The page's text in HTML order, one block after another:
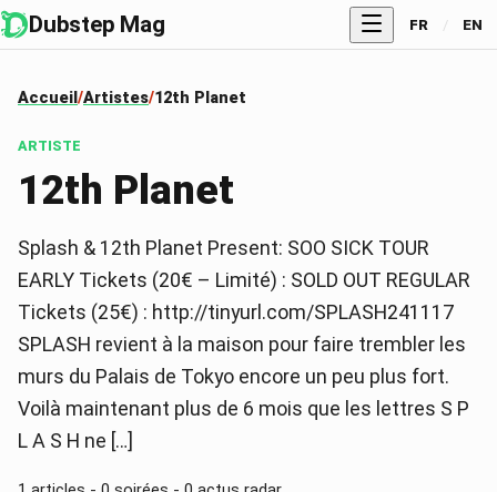
Dubstep Mag FR / EN
Accueil Artistes 12th Planet
ARTISTE
12th Planet
Splash & 12th Planet Present: SOO SICK TOUR
EARLY Tickets (20€ – Limité) : SOLD OUT REGULAR
Tickets (25€) : http://tinyurl.com/SPLASH241117
SPLASH revient à la maison pour faire trembler les
murs du Palais de Tokyo encore un peu plus fort.
Voilà maintenant plus de 6 mois que les lettres S P
L A S H ne […]